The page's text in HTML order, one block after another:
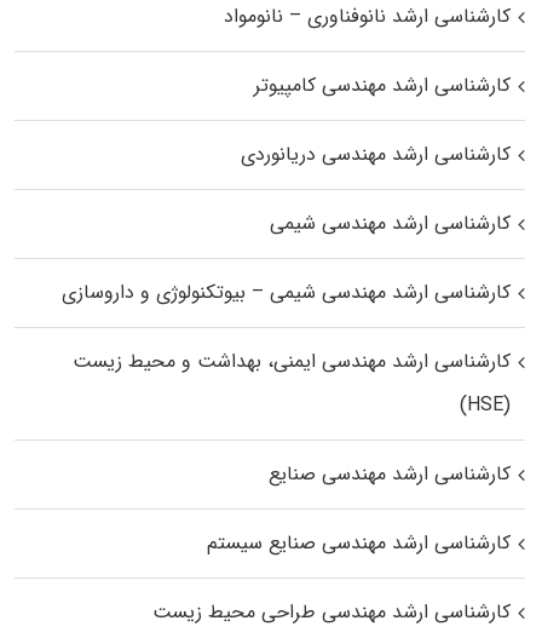
کارشناسی ارشد نانوفناوری – نانومواد
کارشناسی ارشد مهندسی کامپیوتر
کارشناسی ارشد مهندسی دریانوردی
کارشناسی ارشد مهندسی شیمی
کارشناسی ارشد مهندسی شیمی – بیوتکنولوژی و داروسازی
کارشناسی ارشد مهندسی ایمنی، بهداشت و محیط زیست
(HSE)
کارشناسی ارشد مهندسی صنایع
کارشناسی ارشد مهندسی صنایع سیستم
کارشناسی ارشد مهندسی طراحی محیط زیست